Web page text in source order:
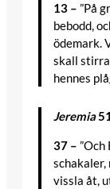
13 – ”På
bebodd,
ödemark.
skall stirra
hennes
Jeremia
37 –
schakaler,
vissla åt,